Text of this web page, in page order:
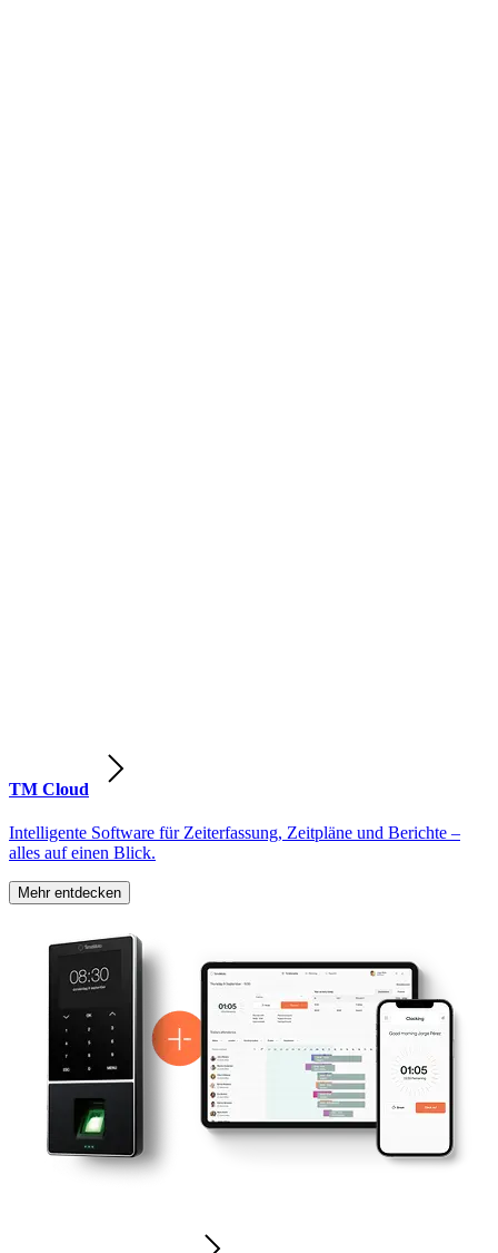
TM Cloud
Intelligente Software für Zeiterfassung, Zeitpläne und Berichte –
alles auf einen Blick.
Mehr entdecken